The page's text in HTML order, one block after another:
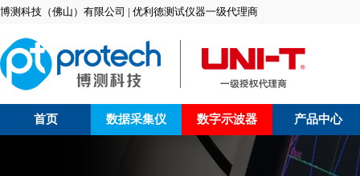
博测科技（佛山）有限公司 | 优利德测试仪器一级代理商
首页 数据采集仪 数字示波器 产品中心